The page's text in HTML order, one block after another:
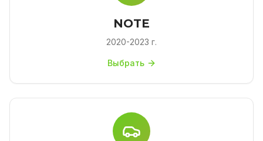
NOTE
2020-2023 г.
Выбрать